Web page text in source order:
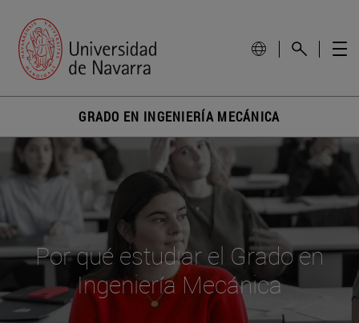
GRADO EN INGENIERÍA MECÁNICA
Por qué estudiar el Grado en
Ingeniería Mecánica